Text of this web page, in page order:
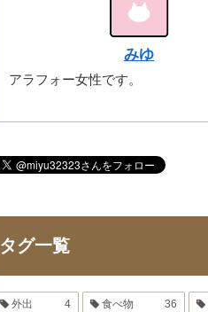
みゆ
アラフォー女性です。
タグ一覧
外出 4 食べ物 36